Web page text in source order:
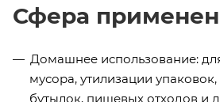
Сфера
Домашнее использование:
мусора, утилизации
бутылок, пищевых отходов и